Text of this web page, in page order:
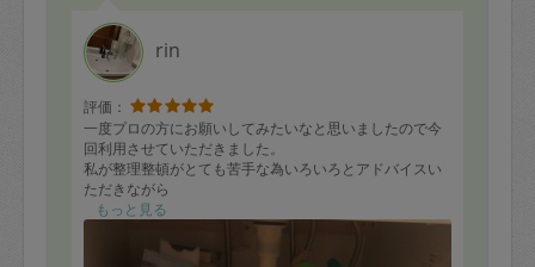
rin
評価：
一度プロの方にお願いしてみたいなと思いましたので今
回利用させていただきました。
私が整理整頓がとても苦手な為いろいろとアドバイスい
ただきながら
テキパキと手際よく自宅をピカピカにしてくださいまし
ありがとうございました
もっと見る